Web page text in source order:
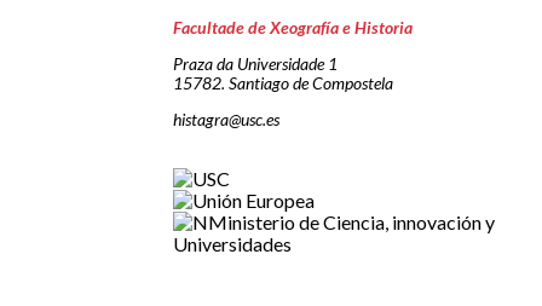
Facultade de Xeografía e Historia
Praza da Universidade 1
15782. Santiago de Compostela
histagra@usc.es